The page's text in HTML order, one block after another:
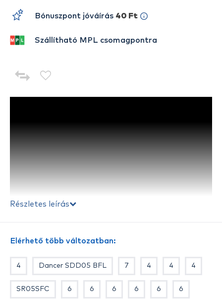
lemezének köszönhetően különböző mélységekben
Részletes leírás
Elérhető több változatban:
4 Dancer SDD05 BFL 7 4 4 4
SR05SFC 6 6 6 6 6 6
Bónuszpont jóváírás 40 Ft
Szállítható MPL csomagpontra